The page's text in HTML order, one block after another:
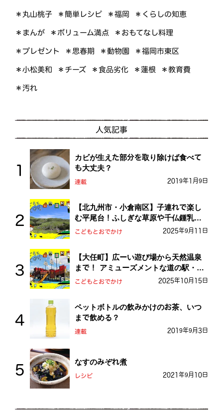
＊丸山桃子 ＊簡単レシピ ＊福岡 ＊くらしの知恵
＊まんが ＊ボリューム満点 ＊おもてなし料理
＊プレゼント ＊思春期 ＊動物園 ＊福岡市東区
＊小松美和 ＊チーズ ＊食品劣化 ＊蓮根 ＊教育費
＊汚れ
人気記事
カビが生えた部分を取り除けば食べて
も大丈夫？
連載 2019年1月9日
【北九州市・小倉南区】子連れで楽し
む平尾台！ふしぎな草原や千仏鍾乳洞
を探検しよう！
こどもとおでかけ 2025年9月11日
【大任町】広ーい遊び場から天然温泉
まで！ アミューズメントな道の駅・お
おとう桜街道
こどもとおでかけ 2025年10月15日
ペットボトルの飲みかけのお茶、いつ
まで飲める？
連載 2019年9月3日
なすのみぞれ煮
レシピ 2021年9月10日